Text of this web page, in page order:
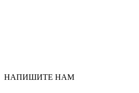
НАПИШИТЕ НАМ